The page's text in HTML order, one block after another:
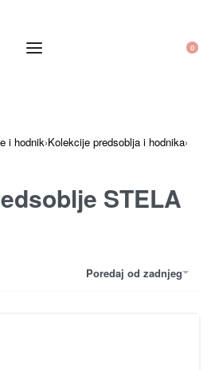
0
i hodnik›Kolekcije predsoblja i hodnika›
STELA
Poredaj od zadnjeg